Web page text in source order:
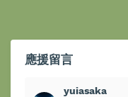
應援留言
yuiasaka